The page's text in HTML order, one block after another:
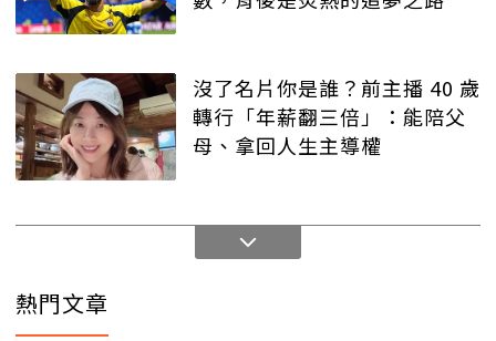
沒了名片你是誰？前主播 40 歲
轉行「年薪翻三倍」：能陪父
母、拿回人生主導權
熱門文章